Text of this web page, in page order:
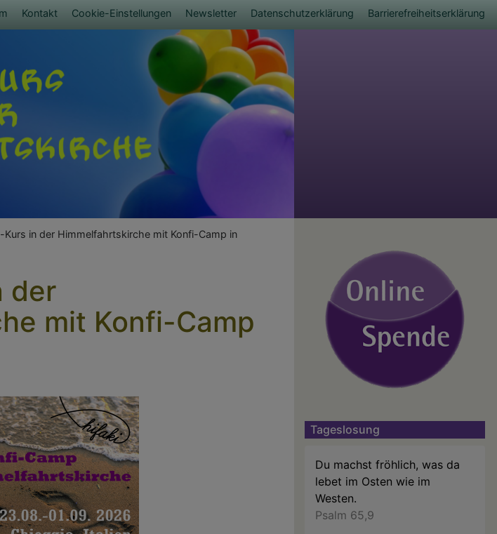
Kontakt Cookie-Einstellungen Newsletter Datenschutzerklärung Barrierefreiheitserklärung
Kurs in der Himmelfahrtskirche mit Konfi-Camp in
der
mit Konfi-Camp
Tageslosung
Du machst fröhlich, was da
lebet im Osten wie im
Westen.
Psalm 65,9